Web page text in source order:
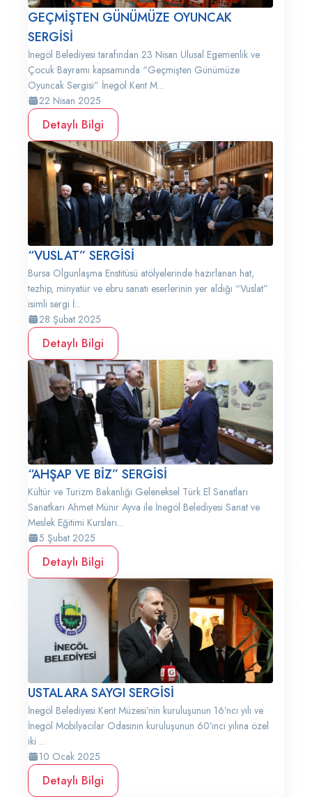
GEÇMİŞTEN GÜNÜMÜZE OYUNCAK
SERGİSİ
İnegöl Belediyesi tarafından 23 Nisan Ulusal Egemenlik ve
Çocuk Bayramı kapsamında “Geçmişten Günümüze
Oyuncak Sergisi” İnegöl Kent M...
22 Nisan 2025
Detaylı Bilgi
“VUSLAT” SERGİSİ
Bursa Olgunlaşma Enstitüsü atölyelerinde hazırlanan hat,
tezhip, minyatür ve ebru sanatı eserlerinin yer aldığı “Vuslat”
isimli sergi İ...
28 Şubat 2025
Detaylı Bilgi
“AHŞAP VE BİZ” SERGİSİ
Kültür ve Turizm Bakanlığı Geleneksel Türk El Sanatları
Sanatkarı Ahmet Münir Ayva ile İnegöl Belediyesi Sanat ve
Meslek Eğitimi Kursları...
5 Şubat 2025
Detaylı Bilgi
USTALARA SAYGI SERGİSİ
İnegöl Belediyesi Kent Müzesi’nin kuruluşunun 16’ncı yılı ve
İnegöl Mobilyacılar Odasının kuruluşunun 60’ıncı yılına özel
iki ...
10 Ocak 2025
Detaylı Bilgi